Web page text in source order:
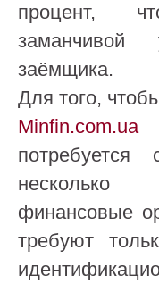
процент,
заёмщика.
Для того,
Minfin.com.ua
финансовые
требуют